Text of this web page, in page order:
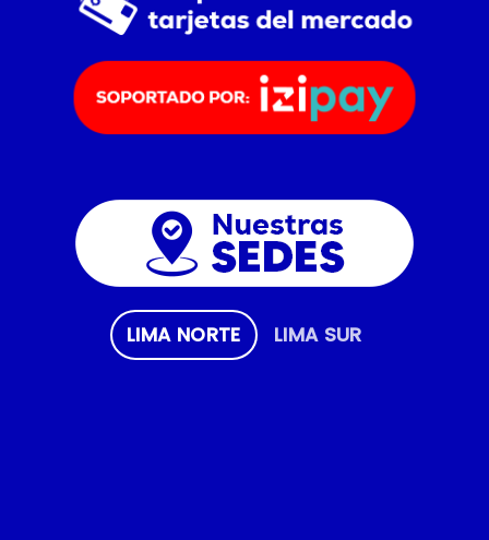
LIMA NORTE LIMA SUR